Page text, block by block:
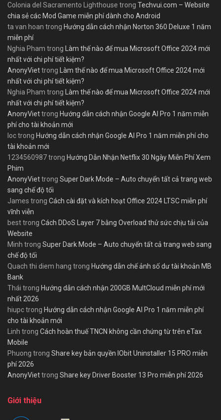
Colonia del Sacramento Lighthouse trong Techvui.com – Website
chia sẻ các Mod Game miễn phí dành cho Android
ta van hoan trong Hướng dẫn cách nhận Norton 360 Deluxe 1 năm
miễn phí
Nghia Pham trong Làm thế nào để mua Microsoft Office 2024 mới
nhất với chi phí tiết kiệm?
AnonyViettrong Làm thế nào để mua Microsoft Office 2024 mới
nhất với chi phí tiết kiệm?
Nghia Pham trong Làm thế nào để mua Microsoft Office 2024 mới
nhất với chi phí tiết kiệm?
AnonyViettrong Hướng dẫn cách nhận Google AI Pro 1 năm miễn
phí cho tài khoản mới
loctrong Hướng dẫn cách nhận Google AI Pro 1 năm miễn phí cho
tài khoản mới
1234560987trong Hướng Dẫn Nhận Netflix 30 Ngày Miễn Phí Xem
Phim
AnonyViettrong Super Dark Mode – Auto chuyển tất cả trang web
sang chế độ tối
James trong Cách cài đặt và kích hoạt Office 2024 LTSC miễn phí
vĩnh viễn
besttrong Cách DDoS Layer 7 bằng Overload thử sức chịu tải của
Website
Minh trong Super Dark Mode – Auto chuyển tất cả trang web sang
chế độ tối
Quach thi diem hang trong Hướng dẫn chế ảnh số dư tài khoản MB
Bank
Thái trong Hướng dẫn cách nhận 200GB MultCloud miễn phí mới
nhất 2026
hiupctrong Hướng dẫn cách nhận Google AI Pro 1 năm miễn phí
cho tài khoản mới
Linh trong Cách hoàn thuế TNCN không cần chứng từ trên eTax
Mobile
Phuong trong Share key bản quyền IObit Uninstaller 15 PRO miễn
phí 2026
AnonyViettrong Share key Driver Booster 13 Pro miễn phí 2026
Giới thiệu